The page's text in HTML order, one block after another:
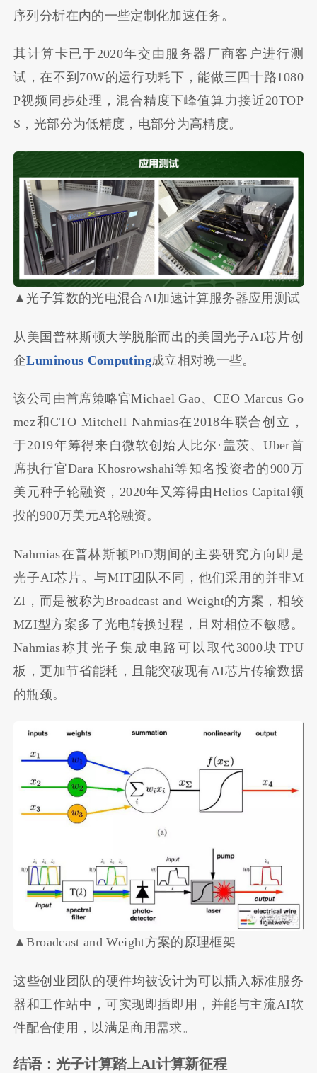
序列分析在内的一些定制化加速任务。
其计算卡已于2020年交由服务器厂商客户进行测
试，在不到70W的运行功耗下，能做三四十路1080
P视频同步处理，混合精度下峰值算力接近20TOP
S，光部分为低精度，电部分为高精度。
▲光子算数的光电混合AI加速计算服务器应用测试
从美国普林斯顿大学脱胎而出的美国光子AI芯片创
企Luminous Computing成立相对晚一些。
该公司由首席策略官Michael Gao、CEO Marcus Go
mez和CTO Mitchell Nahmias在2018年联合创立，
于2019年筹得来自微软创始人比尔·盖茨、Uber首
席执行官Dara Khosrowshahi等知名投资者的900万
美元种子轮融资，2020年又筹得由Helios Capital领
投的900万美元A轮融资。
Nahmias在普林斯顿PhD期间的主要研究方向即是
光子AI芯片。与MIT团队不同，他们采用的并非M
ZI，而是被称为Broadcast and Weight的方案，相较
MZI型方案多了光电转换过程，且对相位不敏感。
Nahmias称其光子集成电路可以取代3000块TPU
板，更加节省能耗，且能突破现有AI芯片传输数据
的瓶颈。
▲Broadcast and Weight方案的原理框架
这些创业团队的硬件均被设计为可以插入标准服务
器和工作站中，可实现即插即用，并能与主流AI软
件配合使用，以满足商用需求。
结语：光子计算踏上AI计算新征程